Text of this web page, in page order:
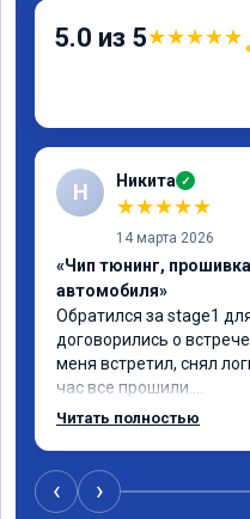
5.0 из 5★★★★★
Н Никита ✓
★★★★★
14 марта 2026
«Чип тюнинг,
автомобиля»
Обратился за stage1
договорились о
меня встретил, снял
час все прошили.
Арман спасибо тебе
может 🤣машина едет
спасибо вам!!!!!!!
Читать полностью
‹ ›